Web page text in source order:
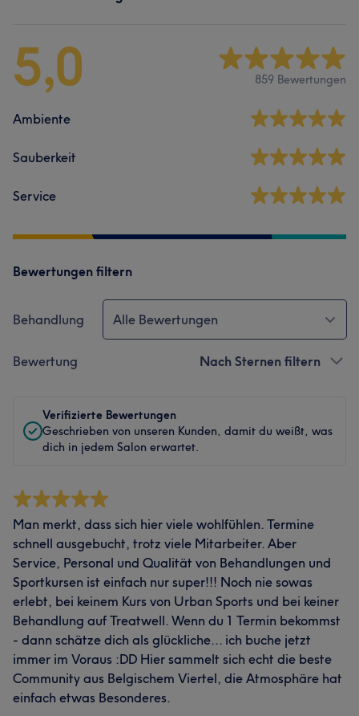
5,0 859 Bewertungen
Ambiente
Sauberkeit
Service
Bewertungen filtern
Behandlung Alle Bewertungen
Bewertung Nach Sternen filtern
Verifizierte Bewertungen
Geschrieben von unseren Kunden, damit du weißt, was
dich in jedem Salon erwartet.
Man merkt, dass sich hier viele wohlfühlen. Termine
schnell ausgebucht, trotz viele Mitarbeiter. Aber
Service, Personal und Qualität von Behandlungen und
Sportkursen ist einfach nur super!!! Noch nie sowas
erlebt, bei keinem Kurs von Urban Sports und bei keiner
Behandlung auf Treatwell. Wenn du 1 Termin bekommst
- dann schätze dich als glückliche... ich buche jetzt
immer im Voraus :DD Hier sammelt sich echt die beste
Community aus Belgischem Viertel, die Atmosphäre hat
einfach etwas Besonderes.